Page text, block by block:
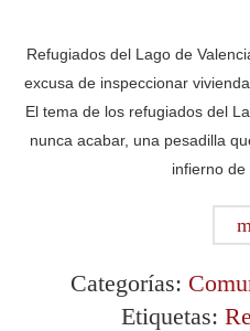
Refugiados del Lago de
excusa de inspeccionar
El tema de los refugiados del
nunca acabar, una pesadilla
infierno
Categorías:
Etiquetas: